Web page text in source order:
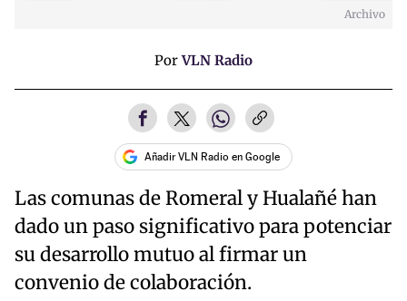
Archivo
PorVLN Radio
Añadir VLN Radio en Google
Las comunas de Romeral y Hualañé han
dado un paso significativo para potenciar
su desarrollo mutuo al firmar un
convenio de colaboración.